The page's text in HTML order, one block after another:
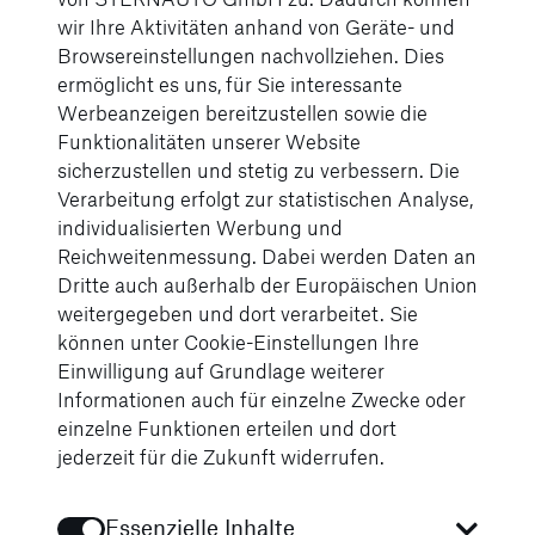
Sie informiert über unsere aufregenden Events und
exklusiven Angebote. Besuchen Sie uns regelmäßig
und verpassen Sie keine Neuigkeiten rund um Ihre
Lieblingsmarken und unsere Services!
Der neue Mercedes-Benz GLA: Jetzt offiziell
wir Ihre Aktivitäten anhand von Geräte- und
Browsereinstellungen nachvollziehen. Dies
ermöglicht es uns, für Sie interessante
Werbeanzeigen bereitzustellen sowie die
Funktionalitäten unserer Website
sicherzustellen und stetig zu verbessern. Die
Verarbeitung erfolgt zur statistischen Analyse,
individualisierten Werbung und
Reichweitenmessung. Dabei werden Daten an
Dritte auch außerhalb der Europäischen Union
weitergegeben und dort verarbeitet. Sie
können unter Cookie-Einstellungen Ihre
Einwilligung auf Grundlage weiterer
Informationen auch für einzelne Zwecke oder
einzelne Funktionen erteilen und dort
jederzeit für die Zukunft widerrufen.
Essenzielle Inhalte